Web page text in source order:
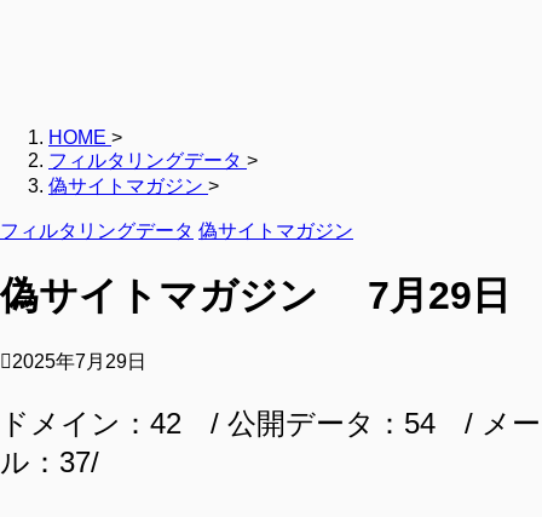
HOME >
フィルタリングデータ >
偽サイトマガジン >
フィルタリングデータ 偽サイトマガジン
偽サイトマガジン 7月29日
2025年7月29日
ドメイン：42 / 公開データ：54 / メー
ル：37/